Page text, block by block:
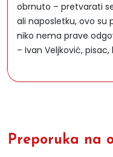
obrnuto – pretvarati
ali naposletku, ovo
niko nema prave
– Ivan Veljković,
Preporuka na